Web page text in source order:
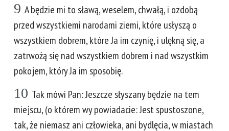
9 A będzie mi to sławą, weselem, chwałą, i ozdobą
przed wszystkiemi narodami ziemi, które usłyszą o
wszystkiem dobrem, które Ja im czynię, i ulękną się, a
zatrwożą się nad wszystkiem dobrem i nad wszystkim
pokojem, który Ja im sposobię.
10 Tak mówi Pan: Jeszcze słyszany będzie na tem
miejscu, (o którem wy powiadacie: Jest spustoszone,
tak, że niemasz ani człowieka, ani bydlęcia, w miastach